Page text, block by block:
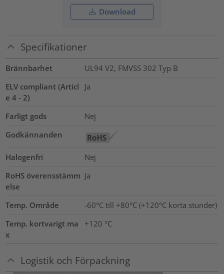
Download
Specifikationer
Brännbarhet
UL94 V2, FMVSS 302 Typ B
ELV compliant (Articl
e 4 - 2)
Ja
Farligt gods
Nej
Godkännanden
Halogenfri
Nej
RoHS överensstämm
else
Ja
Temp. Område
-60°C till +80°C (+120°C korta stunder)
Temp. kortvarigt ma
x
+120 °C
Logistik och Förpackning